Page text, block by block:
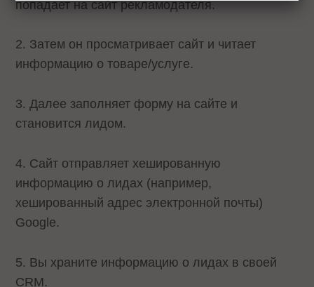
попадает на сайт рекламодателя.
2. Затем он просматривает сайт и читает
информацию о товаре/услуге.
3. Далее заполняет форму на сайте и
становится лидом.
4. Сайт отправляет хешированную
информацию о лидах (например,
хешированный адрес электронной почты)
Google.
5. Вы храните информацию о лидах в своей
СRM.